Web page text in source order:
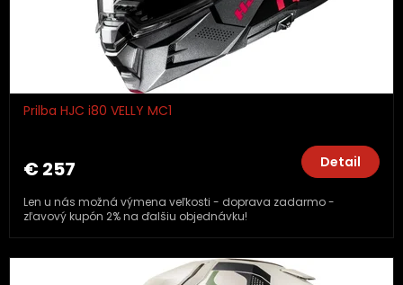
Prilba HJC i80 VELLY MC1
€ 257 Detail
Len u nás možná výmena veľkosti - doprava zadarmo -
zľavový kupón 2% na ďalšiu objednávku!